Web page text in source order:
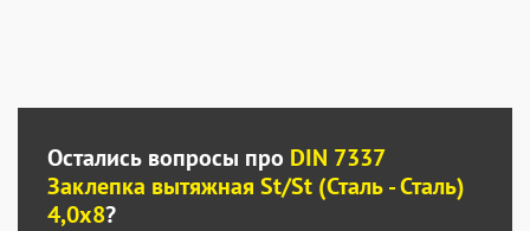
Остались вопросы про DIN 7337
Заклепка вытяжная St/St (Сталь - Сталь)
4,0x8?